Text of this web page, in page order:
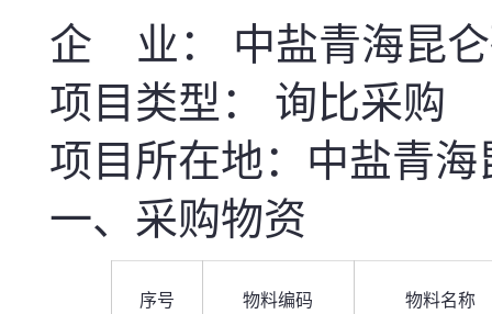
企 业： 中盐青海昆
项目类型： 询比采购
项目所在地：中盐青
一、采购物资
序号 物料编码 物料名称